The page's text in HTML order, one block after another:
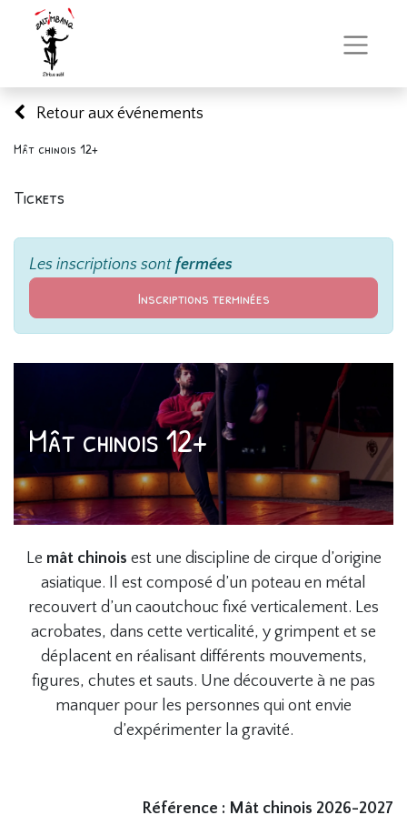
Retour aux événements
Mât chinois 12+
Tickets
Les inscriptions sont fermées
Inscriptions terminées
Mât chinois 12+
Le mât chinois est une discipline de cirque d’origine
asiatique. Il est composé d’un poteau en métal
recouvert d’un caoutchouc fixé verticalement. Les
acrobates, dans cette verticalité, y grimpent et se
déplacent en réalisant différents mouvements,
figures, chutes et sauts. Une découverte à ne pas
manquer pour les personnes qui ont envie
d’expérimenter la gravité.
Référence : Mât chinois 2026-2027